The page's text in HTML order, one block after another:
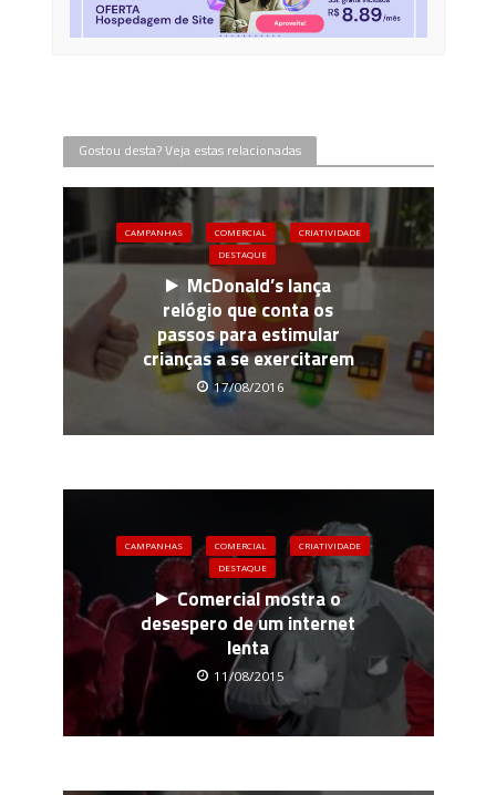
Gostou desta? Veja estas relacionadas
CAMPANHAS COMERCIAL
CRIATIVIDADE
DESTAQUE
McDonald’s lança
relógio que conta os
passos para estimular
crianças a se exercitarem
17/08/2016
CAMPANHAS COMERCIAL
CRIATIVIDADE
DESTAQUE
Comercial mostra o
desespero de um internet
lenta
11/08/2015